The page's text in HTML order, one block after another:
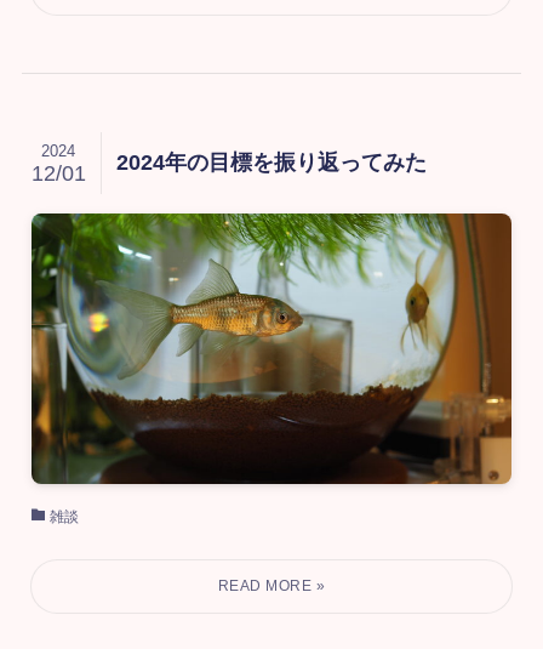
2024年の目標を振り返ってみた
2024
12/01
雑談